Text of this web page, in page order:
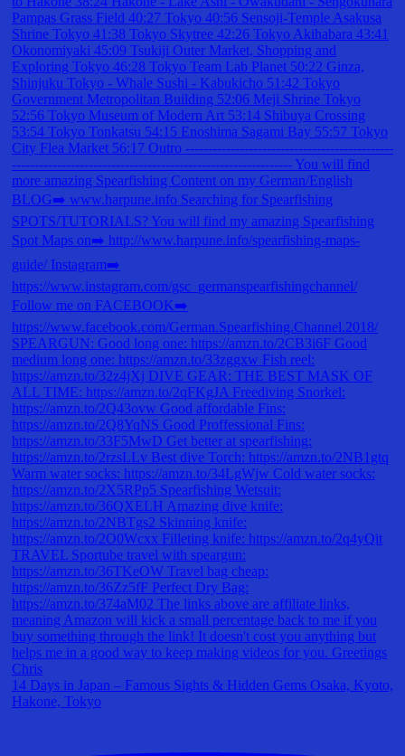
14 Days in Japan – Famous Sights & Hidden Gems Osaka, Kyoto,
Hakone, Tokyo